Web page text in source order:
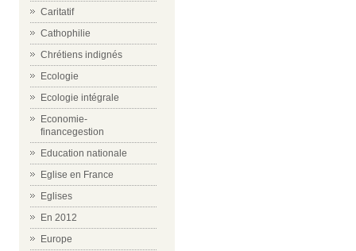
Caritatif
Cathophilie
Chrétiens indignés
Ecologie
Ecologie intégrale
Economie-
financegestion
Education nationale
Eglise en France
Eglises
En 2012
Europe